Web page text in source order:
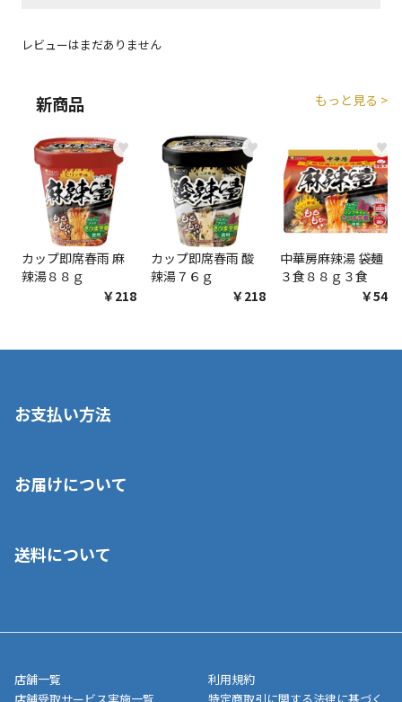
レビューはまだありません
新商品 もっと見る >
♥
カップ即席春雨 麻
辣湯８８ｇ
￥218
♥
カップ即席春雨 酸
辣湯７６ｇ
￥218
♥
中華房麻辣湯 袋麺
３食８８ｇ３食
￥548
お支払い方法
いいただくことはできません。ご了承ください。
■代金引換(代引)※手数料がかかります
■商品によっては一部決済方法が使用できない場合がございま
お届けについて
ご注文が確認出来次第、1～4営業日に発送いたします。「お取り
業日にてお引渡しとなります。(離島などの場合、例外もあります)
メーカー直送品など一部商品については、その他商品との購入に
制限がかかる場合がございます。また発送日についても、通常と
送料について
店舗一覧
利用規約